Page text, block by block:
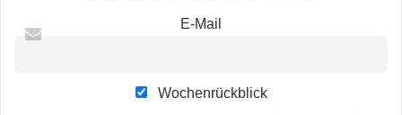
E-Mail
Wochenrückblick